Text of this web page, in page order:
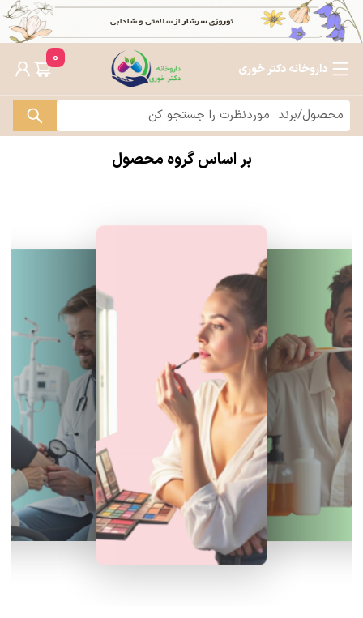
داروخانه دکتر خوری
0
بر اساس گروه محصول